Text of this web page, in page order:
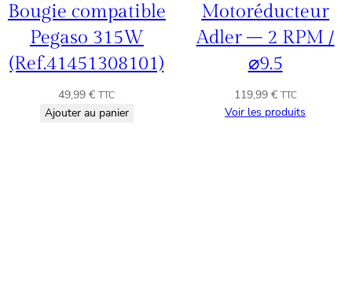
Bougie compatible
Pegaso 315W
(Ref.41451308101)
49,99€ TTC
Ajouter au panier
Motoréducteur
Adler – 2 RPM /
⌀9.5
119,99 € TTC
Voir les produits